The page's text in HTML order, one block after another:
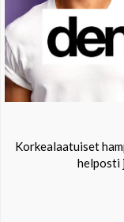
Korkealaatuiset
helposti